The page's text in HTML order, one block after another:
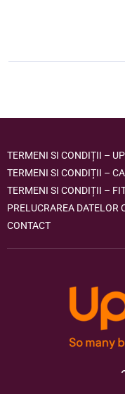
TERMENI SI CONDIȚII –
TERMENI SI CONDIȚII –
TERMENI SI CONDIȚII –
PRELUCRAREA DATELOR
CONTACT